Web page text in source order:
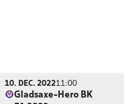
10. DEC. 202211:00
Gladsaxe-Hero BK